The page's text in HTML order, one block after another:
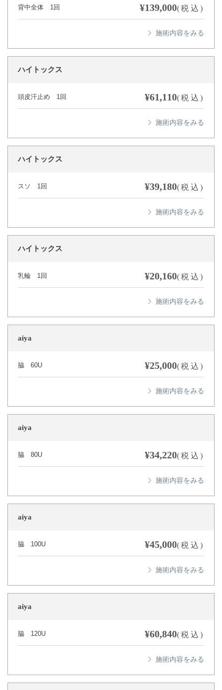
背中全体 1回 ¥139,000(税込)
ハイトックス
頭皮汗止め 1回 ¥61,110(税込)
ハイトックス
スソ 1回 ¥39,180(税込)
ハイトックス
乳輪 1回 ¥20,160(税込)
aiya
脇 60U ¥25,000(税込)
aiya
脇 80U ¥34,220(税込)
aiya
脇 100U ¥45,000(税込)
aiya
脇 120U ¥60,840(税込)